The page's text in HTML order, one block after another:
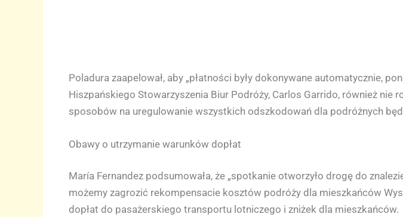
Poladura zaapelował, aby „płatności były dokonywane automatycznie,
Hiszpańskiego Stowarzyszenia Biur Podróży, Carlos Garrido, również nie
sposobów na uregulowanie wszystkich odszkodowań dla podróżnych
Obawy o utrzymanie warunków dopłat
María Fernandez podsumowała, że „spotkanie otworzyło drogę do
możemy zagrozić rekompensacie kosztów podróży dla mieszkańców
dopłat do pasażerskiego transportu lotniczego i zniżek dla mieszkańców.